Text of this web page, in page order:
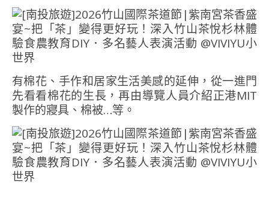
有棉花、手作和居家生活美感的延伸，從一進門
先看看棉花的生長，再由導覽人員介紹正港MIT
製作的寢具、棉被…等。